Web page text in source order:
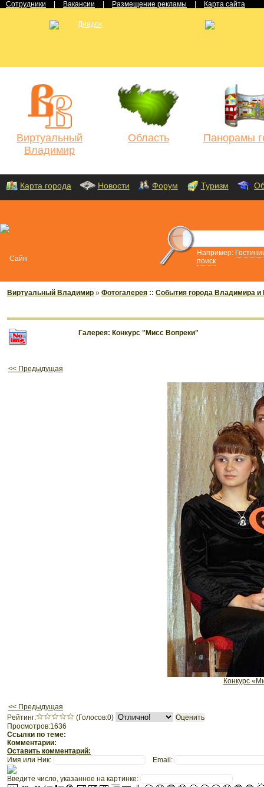
Сотрудники Вакансии Размещение рекламы Карта сайта
Виртуальный
Владимир
Область Панорамы
Карта города Новости Форум Туризм
Например:
поиск
Виртуальный Владимир » Фотогалерея :: События города Владимира и
Галерея: Конкурс "Мисс Вопреки"
<< Предыдущая
Конкурс
<< Предыдущая
Рeйтинг:
(Голосов:0)
Просмотров:1636
Ссылки по теме:
Комментарии:
Оставить комментарий:
Имя или Ник:
Email:
Введите число, указанное на картинке: